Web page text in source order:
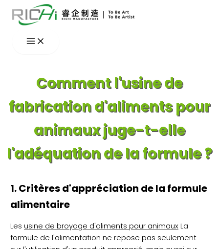
Aller
au
Comment l'usine de
fabrication d'aliments pour
animaux juge-t-elle
l'adéquation de la formule ?
1. Critères d'appréciation de la formule
alimentaire
Les usine de broyage d'aliments pour animauxLa
formule de l'alimentation ne repose pas seulement